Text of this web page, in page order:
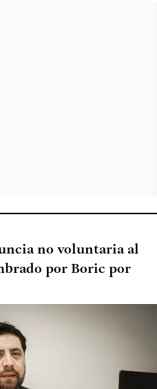
no voluntaria al
por Boric por